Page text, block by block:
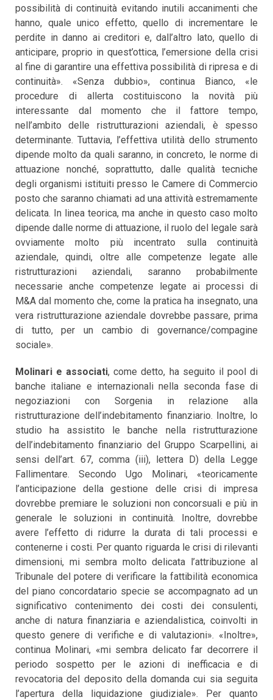
possibilità di continuità evitando inutili accanimenti che
hanno, quale unico effetto, quello di incrementare le
perdite in danno ai creditori e, dall’altro lato, quello di
anticipare, proprio in quest’ottica, l’emersione della crisi
al fine di garantire una effettiva possibilità di ripresa e di
continuità». «Senza dubbio», continua Bianco, «le
procedure di allerta costituiscono la novità più
interessante dal momento che il fattore tempo,
nell’ambito delle ristrutturazioni aziendali, è spesso
determinante. Tuttavia, l’effettiva utilità dello strumento
dipende molto da quali saranno, in concreto, le norme di
attuazione nonché, soprattutto, dalle qualità tecniche
degli organismi istituiti presso le Camere di Commercio
posto che saranno chiamati ad una attività estremamente
delicata. In linea teorica, ma anche in questo caso molto
dipende dalle norme di attuazione, il ruolo del legale sarà
ovviamente molto più incentrato sulla continuità
aziendale, quindi, oltre alle competenze legate alle
ristrutturazioni aziendali, saranno probabilmente
necessarie anche competenze legate ai processi di
M&A dal momento che, come la pratica ha insegnato, una
vera ristrutturazione aziendale dovrebbe passare, prima
di tutto, per un cambio di governance/compagine
sociale».
Molinari e associati, come detto, ha seguito il pool di
banche italiane e internazionali nella seconda fase di
negoziazioni con Sorgenia in relazione alla
ristrutturazione dell’indebitamento finanziario. Inoltre, lo
studio ha assistito le banche nella ristrutturazione
dell’indebitamento finanziario del Gruppo Scarpellini, ai
sensi dell’art. 67, comma (iii), lettera D) della Legge
Fallimentare. Secondo Ugo Molinari, «teoricamente
l’anticipazione della gestione delle crisi di impresa
dovrebbe premiare le soluzioni non concorsuali e più in
generale le soluzioni in continuità. Inoltre, dovrebbe
avere l’effetto di ridurre la durata di tali processi e
contenerne i costi. Per quanto riguarda le crisi di rilevanti
dimensioni, mi sembra molto delicata l’attribuzione al
Tribunale del potere di verificare la fattibilità economica
del piano concordatario specie se accompagnato ad un
significativo contenimento dei costi dei consulenti,
anche di natura finanziaria e aziendalistica, coinvolti in
questo genere di verifiche e di valutazioni». «Inoltre»,
continua Molinari, «mi sembra delicato far decorrere il
periodo sospetto per le azioni di inefficacia e di
revocatoria del deposito della domanda cui sia seguita
l’apertura della liquidazione giudiziale». Per quanto